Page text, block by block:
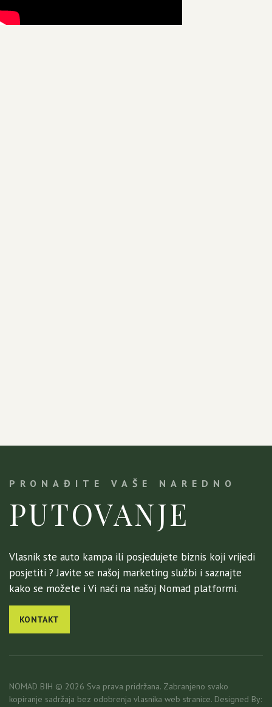
PRONAĐITE VAŠE NAREDNO
PUTOVANJE
Vlasnik ste auto kampa ili posjedujete biznis koji vrijedi
posjetiti ? Javite se našoj marketing službi i saznajte
kako se možete i Vi naći na našoj Nomad platformi.
KONTAKT
NOMAD BIH © 2026 Sva prava pridržana. Zabranjeno svako
kopiranje sadržaja bez odobrenja vlasnika web stranice. Designed By: